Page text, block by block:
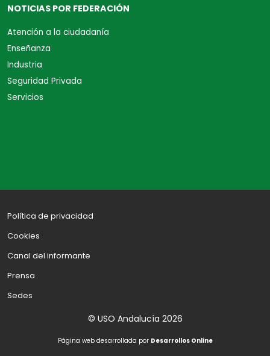
NOTICIAS POR FEDERACIÓN
Atención a la ciudadanía
Enseñanza
Industria
Seguridad Privada
Servicios
Política de privacidad
Cookies
Canal del informante
Prensa
Sedes
© USO Andalucía 2026
Página web desarrollada por Desarrollos Online